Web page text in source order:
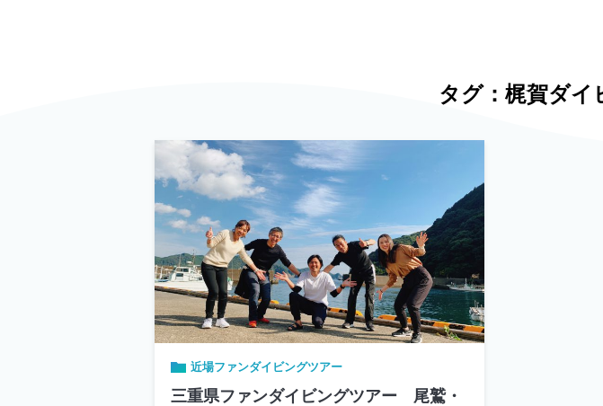
タグ：梶賀ダイ
近場ファンダイビングツアー
三重県ファンダイビングツアー 尾鷲・